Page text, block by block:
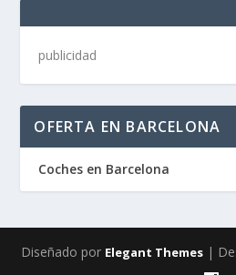
publicidad
OFERTA EN BARCELONA
Coches en Barcelona
Diseñado por Elegant Themes|